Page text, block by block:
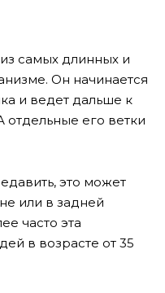
самых длинных и
Он начинается
и ведет дальше к
отдельные его ветки
это может
или в задней
часто эта
в возрасте от 35